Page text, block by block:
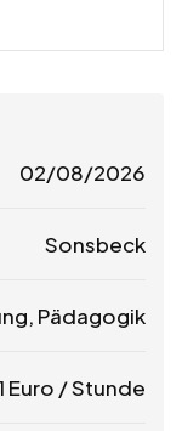
02/08/2026
Sonsbeck
Pädagogik
Euro / Stunde